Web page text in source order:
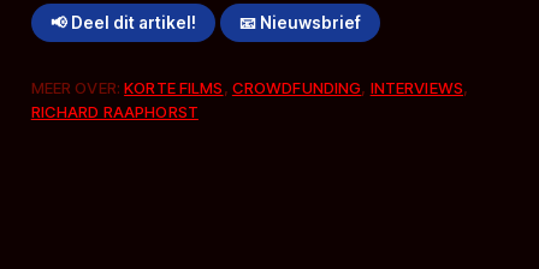
📢 Deel dit artikel! 📧 Nieuwsbrief
MEER OVER:KORTE FILMS, CROWDFUNDING, INTERVIEWS,
RICHARD RAAPHORST